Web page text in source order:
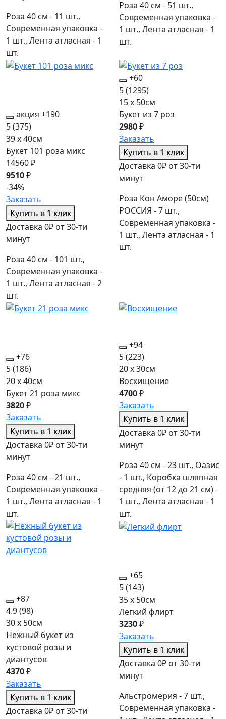
Роза 40 см - 11 шт.,
Современная упаковка -
1 шт., Лента атласная - 1
шт.
Роза 40 см - 51 шт.,
Современная упаковка -
1 шт., Лента атласная - 1
шт.
акция +190
5(375)
39 x 40см
Букет 101 роза микс
14560 ₽
9510₽
-34%
Заказать
Купить в 1 клик
Доставка 0₽ от 30-ти
минут
Роза 40 см - 101 шт.,
Современная упаковка -
1 шт., Лента атласная - 2
шт.
+60
5(1295)
15 x 50см
Букет из 7 роз
2980₽
Заказать
Купить в 1 клик
Доставка 0₽ от 30-ти
минут
Роза Кон Аморе (50см)
РОССИЯ - 7 шт.,
Современная упаковка -
1 шт., Лента атласная - 1
шт.
+76
5(186)
20 x 40см
Букет 21 роза микс
3820₽
Заказать
Купить в 1 клик
Доставка 0₽ от 30-ти
минут
Роза 40 см - 21 шт.,
Современная упаковка -
1 шт., Лента атласная - 1
шт.
+94
5(223)
20 x 30см
Восхищение
4700₽
Заказать
Купить в 1 клик
Доставка 0₽ от 30-ти
минут
Роза 40 см - 23 шт., Оазис
- 1 шт., Коробка шляпная
средняя (от 12 до 21 см) -
1 шт., Лента атласная - 1
шт.
+87
4.9(98)
30 x 50см
Нежный букет из
кустовой розы и
диантусов
4370₽
Заказать
Купить в 1 клик
Доставка 0₽ от 30-ти
+65
5(143)
35 x 50см
Легкий флирт
3230₽
Заказать
Купить в 1 клик
Доставка 0₽ от 30-ти
минут
Альстромерия - 7 шт.,
Современная упаковка -